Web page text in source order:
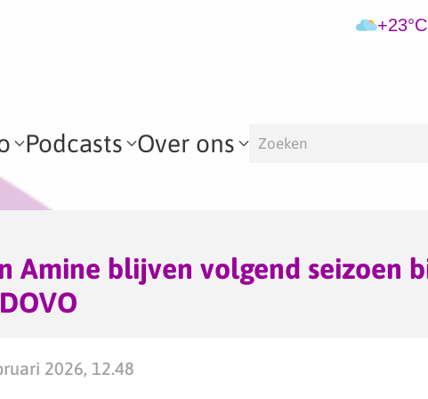
+23°C
Podcasts Over ons
Amine blijven volgend seizoen
2026, 12.48